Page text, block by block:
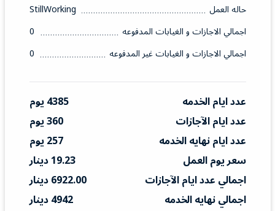
حاله العمل
StillWorking
اجمالي الاجازات و الغيابات المدفوعه
0
اجمالي الاجازات و الغيابات غير المدفوعه
0
عدد ايام الخدمه
4385 يوم
عدد ايام الآجازات
360 يوم
عدد ايام نهايه الخدمه
257 يوم
سعر يوم العمل
19.23 دينار
اجمالي عدد ايام الآجازات
6922.00 دينار
اجمالي نهايه الخدمه
4942 دينار